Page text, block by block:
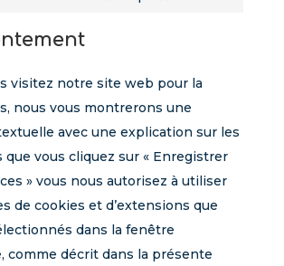
visitez notre site web pour la
nous vous montrerons une
avec une explication sur les
que vous cliquez sur « Enregistrer
» vous nous autorisez à utiliser
de cookies et d’extensions que
dans la fenêtre
comme décrit dans la présente